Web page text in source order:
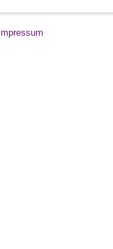
Impressum